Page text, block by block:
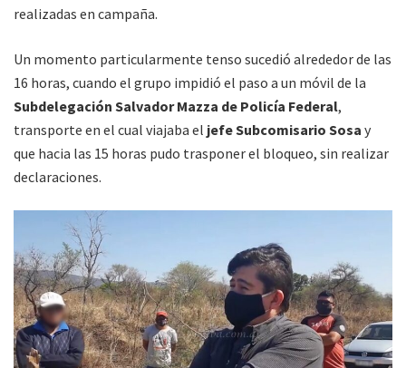
realizadas en campaña.
Un momento particularmente tenso sucedió alrededor de las
16 horas, cuando el grupo impidió el paso a un móvil de la
Subdelegación Salvador Mazza de Policía Federal,
transporte en el cual viajaba el jefe Subcomisario Sosa y
que hacia las 15 horas pudo trasponer el bloqueo, sin realizar
declaraciones.